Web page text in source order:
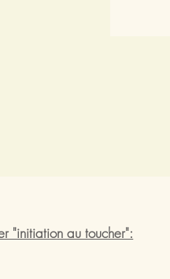
"initiation au toucher":